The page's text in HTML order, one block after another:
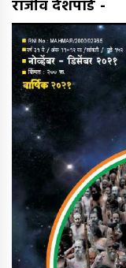
राजीव देशपांडे -